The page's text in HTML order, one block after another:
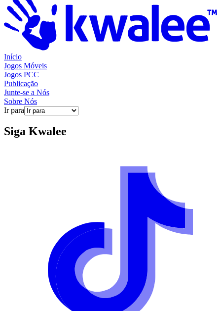
Início
Jogos Móveis
Jogos PCC
Publicação
Junte-se a Nós
Sobre Nós
Ir para
Siga Kwalee